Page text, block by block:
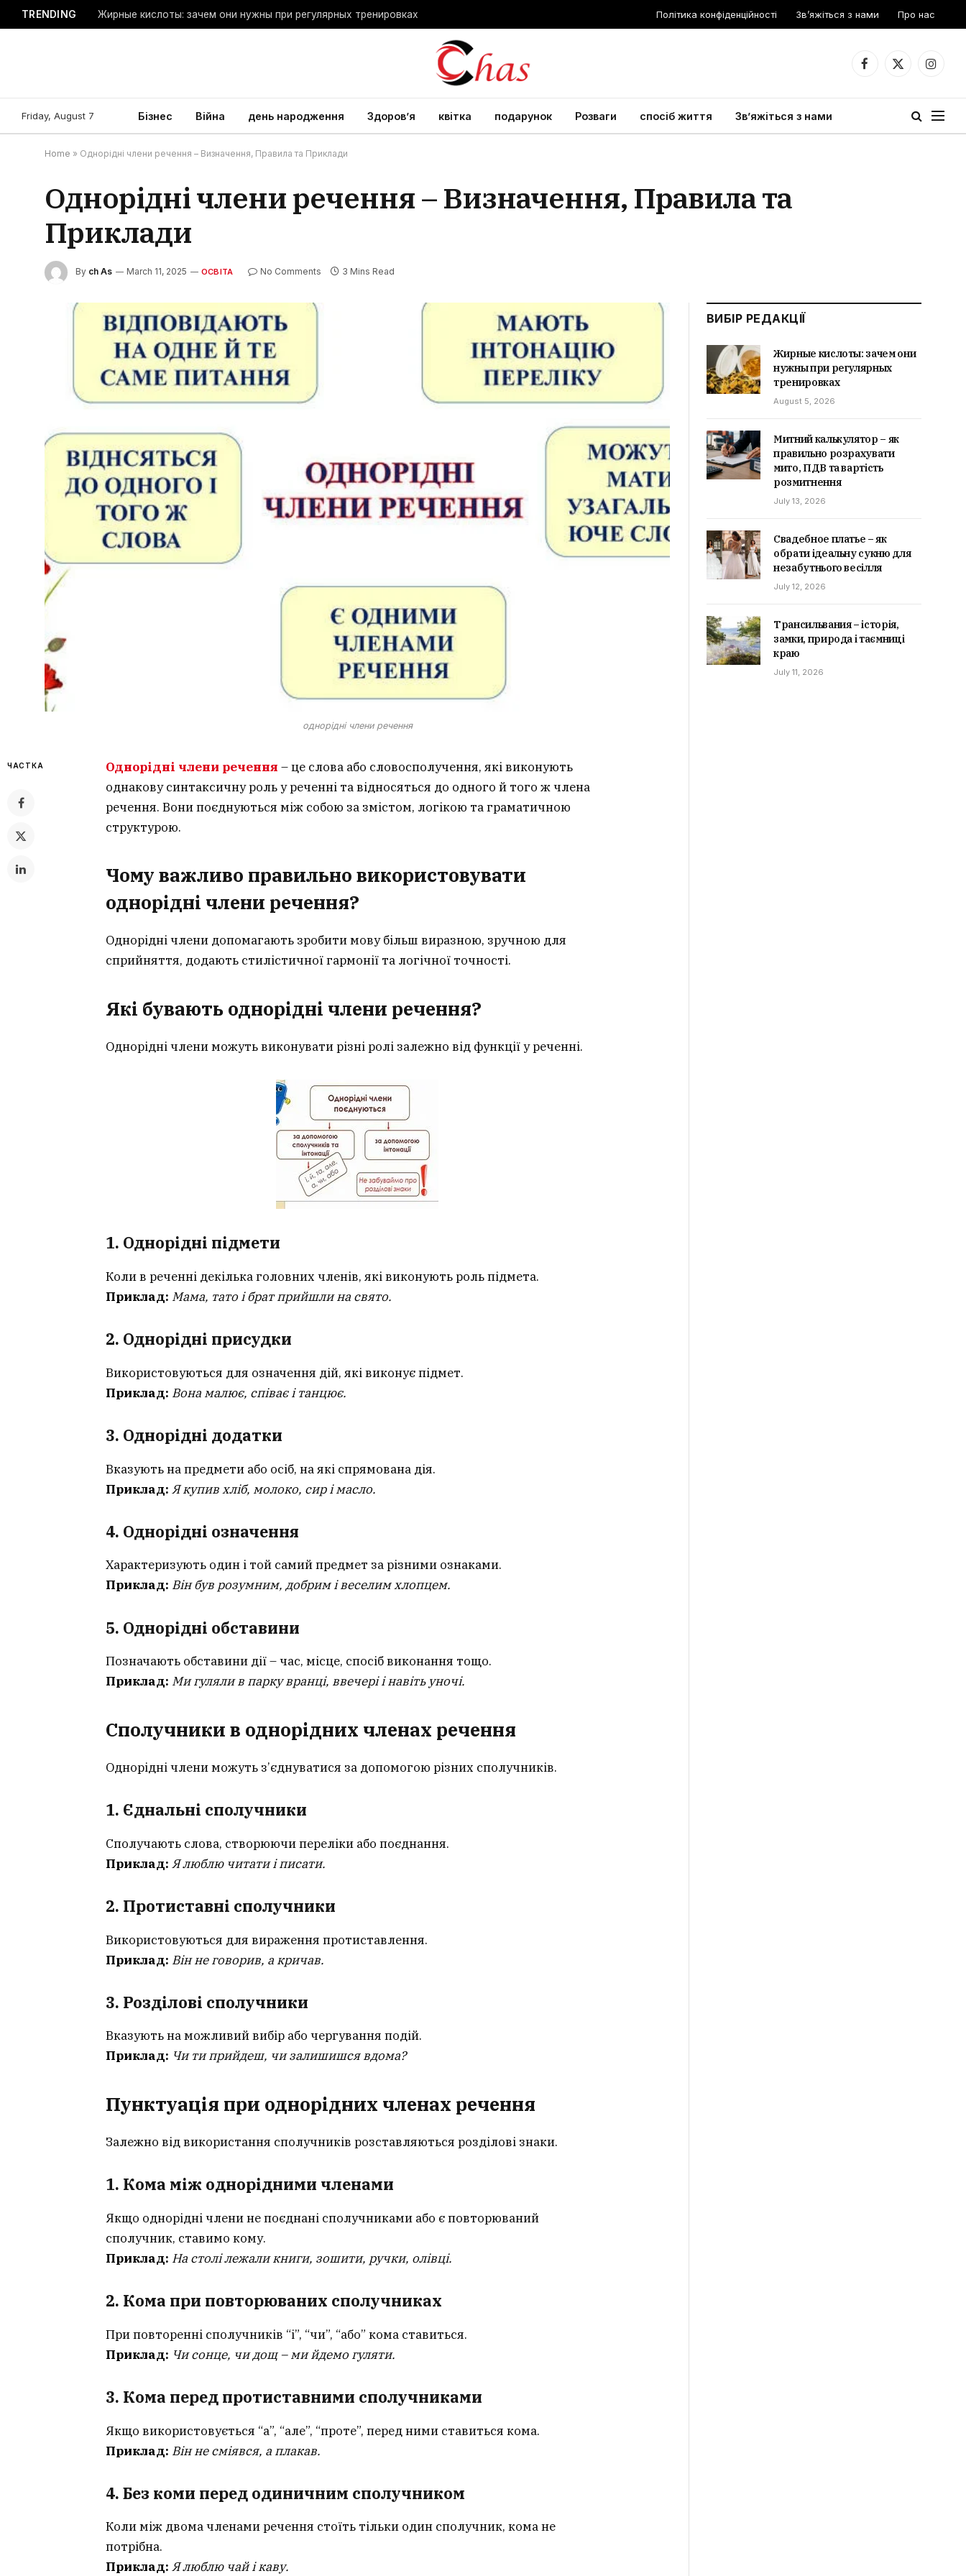
TRENDING Жирные кислоты: зачем они нужны при регулярных тренировках Політика конфіденційності Зв’яжіться з нами Про нас
Facebook
X
Friday, August 7 Бізнес Війна день народження Здоров’я квітка подарунок Розваги спосіб життя Зв’яжіться з нами
Home » Однорідні члени речення – Визначення, Правила та Приклади
Однорідні члени речення – Визначення, Правила та
Приклади
By ch As March 11, 2025 ОСВІТА No Comments 3 Mins Read
однорідні члени речення
ЧАСТКА Однорідні члени речення – це слова або словосполучення, які виконують
однакову синтаксичну роль у реченні та відносяться до одного й того ж члена
речення. Вони поєднуються між собою за змістом, логікою та граматичною
структурою.
Чому важливо правильно використовувати
однорідні члени речення?
Однорідні члени допомагають зробити мову більш виразною, зручною для
сприйняття, додають стилістичної гармонії та логічної точності.
Які бувають однорідні члени речення?
Однорідні члени можуть виконувати різні ролі залежно від функції у реченні.
1. Однорідні підмети
Коли в реченні декілька головних членів, які виконують роль підмета.
Приклад: Мама, тато і брат прийшли на свято.
2. Однорідні присудки
Використовуються для означення дій, які виконує підмет.
Приклад: Вона малює, співає і танцює.
3. Однорідні додатки
Вказують на предмети або осіб, на які спрямована дія.
Приклад: Я купив хліб, молоко, сир і масло.
4. Однорідні означення
Характеризують один і той самий предмет за різними ознаками.
Приклад: Він був розумним, добрим і веселим хлопцем.
5. Однорідні обставини
Позначають обставини дії – час, місце, спосіб виконання тощо.
Приклад: Ми гуляли в парку вранці, ввечері і навіть уночі.
Сполучники в однорідних членах речення
Однорідні члени можуть з’єднуватися за допомогою різних сполучників.
1. Єднальні сполучники
Сполучають слова, створюючи переліки або поєднання.
Приклад: Я люблю читати і писати.
2. Протиставні сполучники
Використовуються для вираження протиставлення.
Приклад: Він не говорив, а кричав.
3. Розділові сполучники
Вказують на можливий вибір або чергування подій.
Приклад: Чи ти прийдеш, чи залишишся вдома?
Пунктуація при однорідних членах речення
Залежно від використання сполучників розставляються розділові знаки.
1. Кома між однорідними членами
Якщо однорідні члени не поєднані сполучниками або є повторюваний
сполучник, ставимо кому.
Приклад: На столі лежали книги, зошити, ручки, олівці.
2. Кома при повторюваних сполучниках
При повторенні сполучників “і”, “чи”, “або” кома ставиться.
Приклад: Чи сонце, чи дощ – ми йдемо гуляти.
3. Кома перед протиставними сполучниками
Якщо використовується “а”, “але”, “проте”, перед ними ставиться кома.
Приклад: Він не сміявся, а плакав.
4. Без коми перед одиничним сполучником
Коли між двома членами речення стоїть тільки один сполучник, кома не
потрібна.
Приклад: Я люблю чай і каву.
ВИБІР РЕДАКЦІЇ
Жирные кислоты: зачем они
нужны при регулярных
тренировках
August 5, 2026
Митний калькулятор – як
правильно розрахувати
мито, ПДВ та вартість
розмитнення
July 13, 2026
Свадебное платье – як
обрати ідеальну сукню для
незабутнього весілля
July 12, 2026
Трансильвания – історія,
замки, природа і таємниці
краю
July 11, 2026